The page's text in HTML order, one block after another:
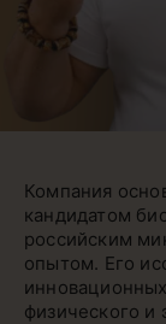
Компания
кандидатом
российским
опытом. Его
физического и